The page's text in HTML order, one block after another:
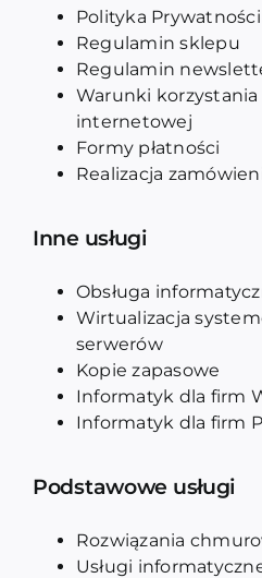
Polityka Prywatności
Regulamin sklepu
Regulamin
Warunki
internetowej
Formy płatności
Realizacja
Inne usługi
Obsługa
Wirtualizacja
serwerów
Kopie zapasowe
Informatyk dla firm
Informatyk dla firm
Podstawowe usługi
Rozwiązania
Usługi